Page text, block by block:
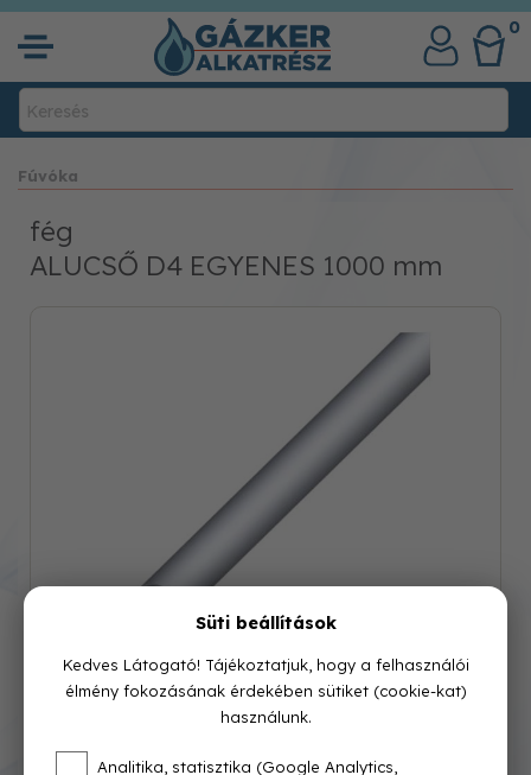
0
Fúvóka
fég
ALUCSŐ D4 EGYENES 1000 mm
Süti beállítások
Kedves Látogató! Tájékoztatjuk, hogy a felhasználói
élmény fokozásának érdekében sütiket (cookie-kat)
használunk.
Analitika, statisztika (Google Analytics,